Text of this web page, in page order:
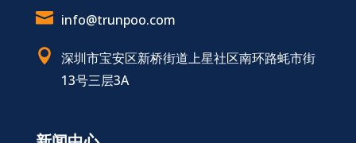
 info@trunpoo.com
 深圳市宝安区新桥街道上星社区南环路蚝市街
13号三层3A